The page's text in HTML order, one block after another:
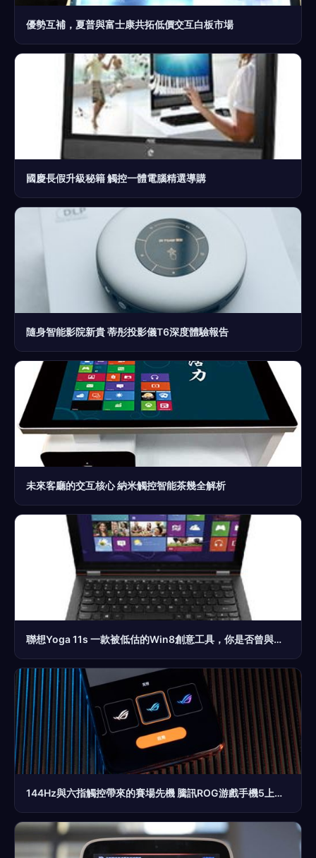
優勢互補，夏普與富士康共拓低價交互白板市場
國慶長假升級秘籍 觸控一體電腦精選導購
隨身智能影院新貴 蒂彤投影儀T6深度體驗報告
未來客廳的交互核心 納米觸控智能茶幾全解析
聯想Yoga 11s 一款被低估的Win8創意工具，你是否曾與它不期而遇？
144Hz與六指觸控帶來的賽場先機 騰訊ROG游戲手機5上手評測